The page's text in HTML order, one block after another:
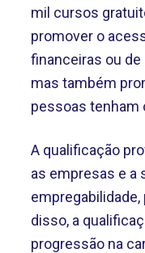
mil cursos
promover o
financeiras ou
mas também
pessoas tenham
A qualificação
as empresas e a
disso, a
progressão na